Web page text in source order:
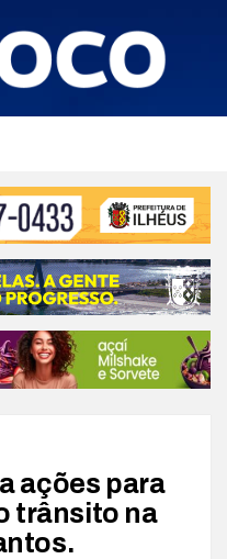
ações para
trânsito na